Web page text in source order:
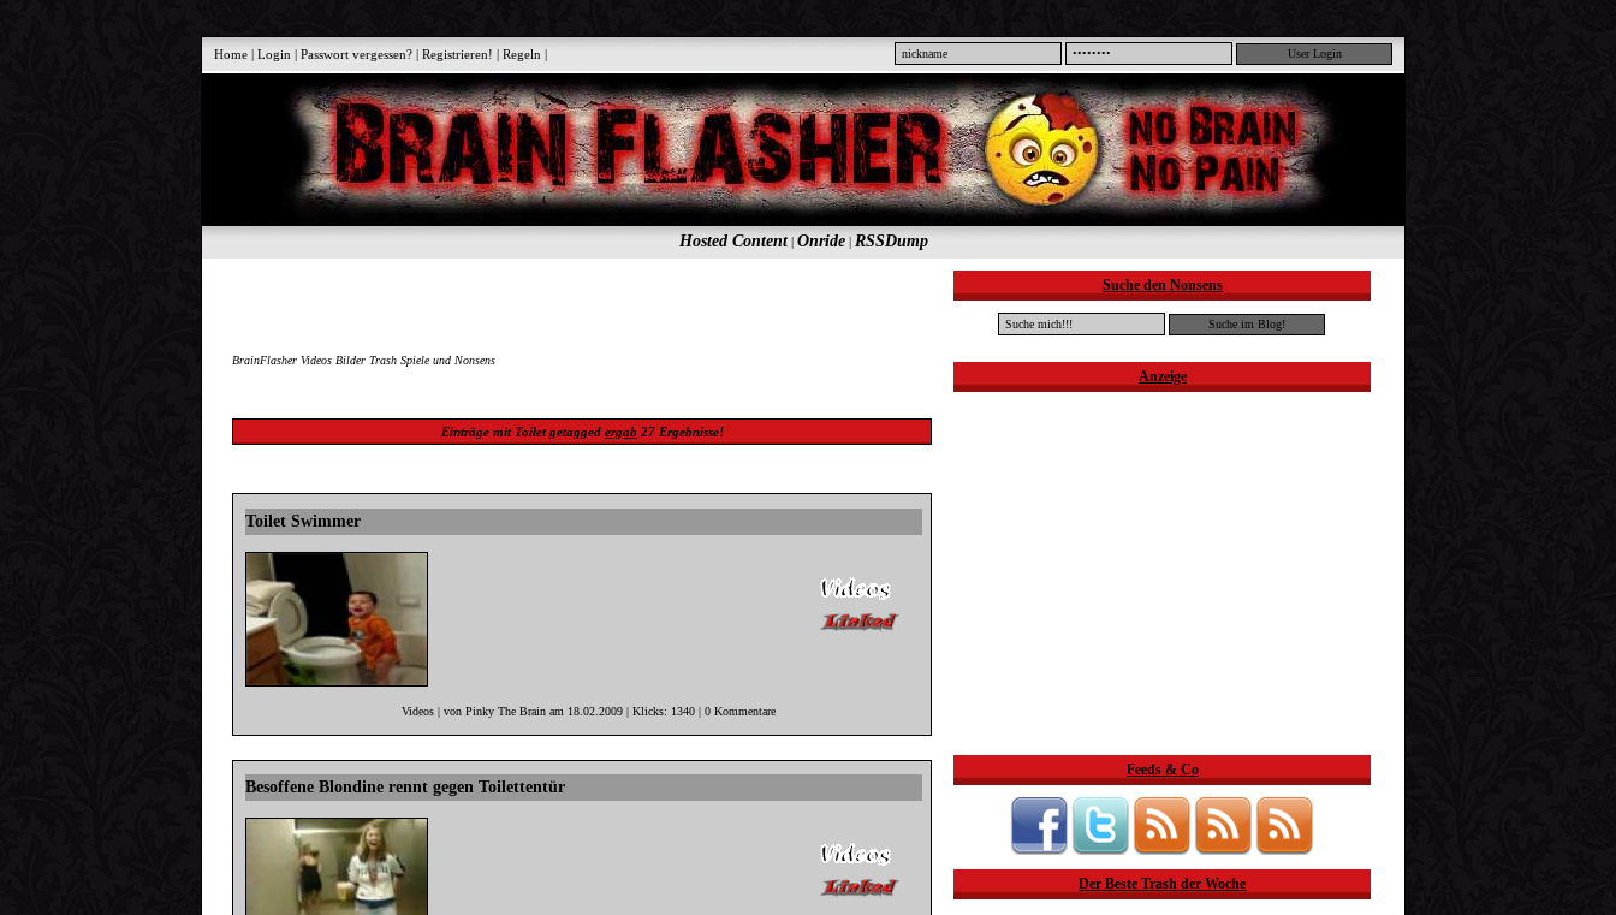
Home |Login |Passwort vergessen? |Registrieren! |Regeln |
Hosted Content| Onride| RSSDump
BrainFlasher Videos Bilder Trash Spiele und Nonsens
Einträge mitToiletgetagged ergab 27Ergebnisse!
Toilet Swimmer
Videos | von Pinky The Brain am 18.02.2009 | Klicks: 1340 | 0 Kommentare
Besoffene Blondine rennt gegen Toilettentür
Suche den Nonsens
Anzeige
Feeds & Co
Der Beste Trash der Woche